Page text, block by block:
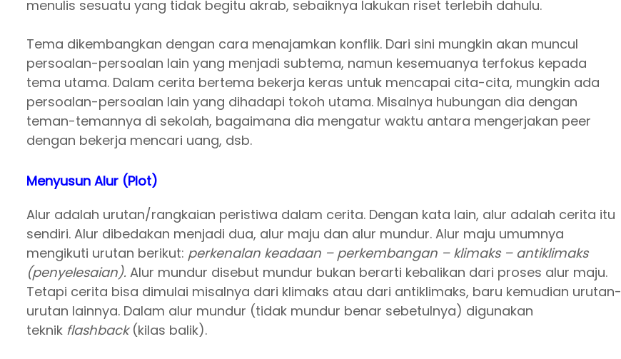
menulis sesuatu yang tidak begitu akrab, sebaiknya lakukan riset terlebih dahulu.
Tema dikembangkan dengan cara menajamkan konflik. Dari sini mungkin akan muncul
persoalan-persoalan lain yang menjadi subtema, namun kesemuanya terfokus kepada
tema utama. Dalam cerita bertema bekerja keras untuk mencapai cita-cita, mungkin ada
persoalan-persoalan lain yang dihadapi tokoh utama. Misalnya hubungan dia dengan
teman-temannya di sekolah, bagaimana dia mengatur waktu antara mengerjakan peer
dengan bekerja mencari uang, dsb.
Menyusun Alur (Plot)
Alur adalah urutan/rangkaian peristiwa dalam cerita. Dengan kata lain, alur adalah cerita itu
sendiri. Alur dibedakan menjadi dua, alur maju dan alur mundur. Alur maju umumnya
mengikuti urutan berikut: perkenalan keadaan – perkembangan – klimaks – antiklimaks
(penyelesaian). Alur mundur disebut mundur bukan berarti kebalikan dari proses alur maju.
Tetapi cerita bisa dimulai misalnya dari klimaks atau dari antiklimaks, baru kemudian urutan-
urutan lainnya. Dalam alur mundur (tidak mundur benar sebetulnya) digunakan
teknik flashback(kilas balik).